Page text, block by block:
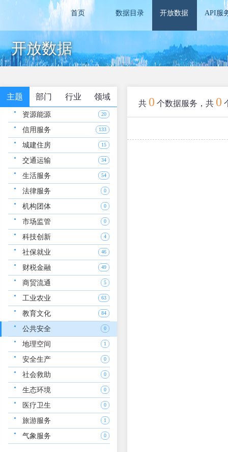
首页 数据目录 开放数据 API服
开放数据
主题 部门 行业 领域
资源能源 20
信用服务 133
城建住房 15
交通运输 34
生活服务 54
法律服务 0
机构团体 0
市场监管 0
科技创新 4
社保就业 46
财税金融 49
商贸流通 5
工业农业 63
教育文化 84
公共安全 0
地理空间 1
安全生产 0
社会救助 0
生态环境 0
医疗卫生 0
旅游服务 1
气象服务 0
共 0 个数据服务，共 0